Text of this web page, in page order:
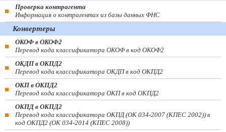
Проверка контрагента
Информация о контрагентах из базы данных ФНС
Конвертеры
ОКОФ в ОКОФ2
Перевод кода классификатора ОКОФ в код ОКОФ2
ОКДП в ОКПД2
Перевод кода классификатора ОКДП в код ОКПД2
ОКП в ОКПД2
Перевод кода классификатора ОКП в код ОКПД2
ОКПД в ОКПД2
Перевод кода классификатора ОКПД (ОК 034-2007 (КПЕС 2002)) в
код ОКПД2 (ОК 034-2014 (КПЕС 2008))